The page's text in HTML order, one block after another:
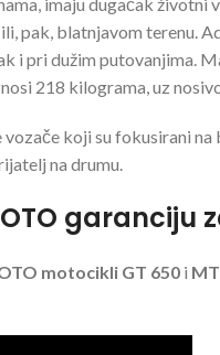
pak, blatnjavom terenu.
i pri dužim putovanjima.
218 kilograma, uz
vozače koji su fokusirani
na drumu.
garanciju
motocikli GT 650 i